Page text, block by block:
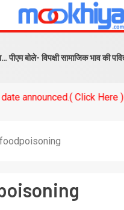
विपक्षी सामाजिक भाव की पवित्रता
Click Here )